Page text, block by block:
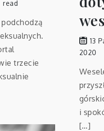
read
trzecie
13
2020
i
[…]